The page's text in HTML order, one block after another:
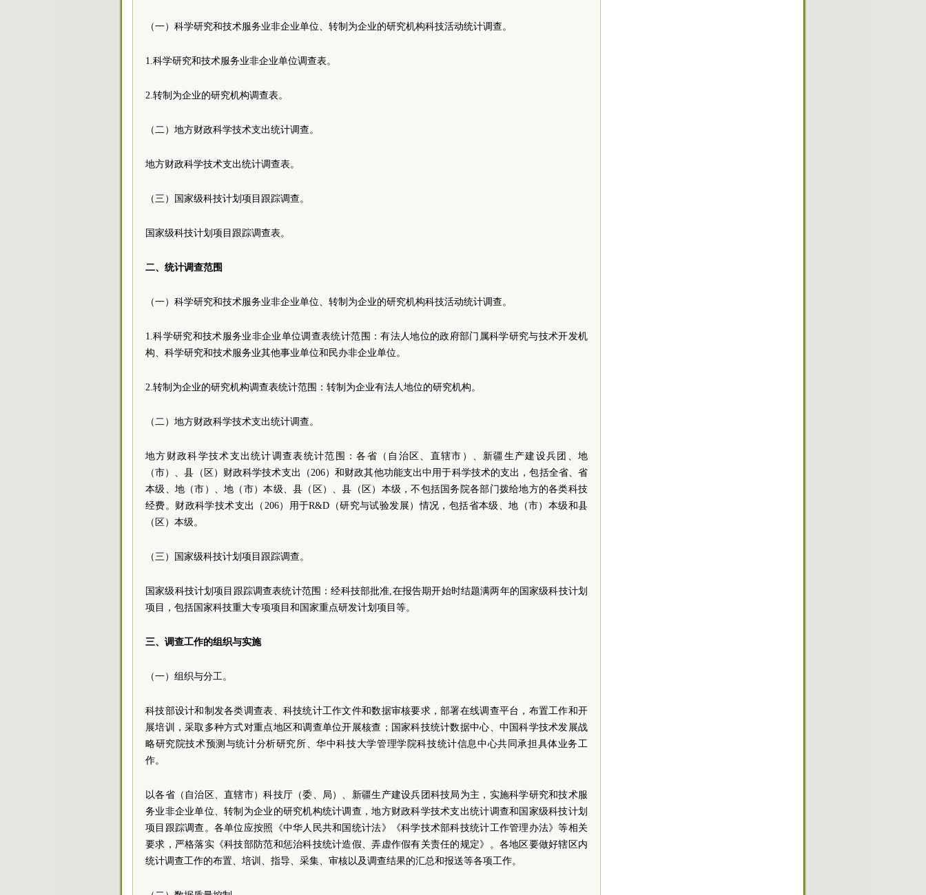
（一）科学研究和技术服务业非企业单位、转制为企业的研究机构科技活动统计调查。
1.科学研究和技术服务业非企业单位调查表。
2.转制为企业的研究机构调查表。
（二）地方财政科学技术支出统计调查。
地方财政科学技术支出统计调查表。
（三）国家级科技计划项目跟踪调查。
国家级科技计划项目跟踪调查表。
二、统计调查范围
（一）科学研究和技术服务业非企业单位、转制为企业的研究机构科技活动统计调查。
1.科学研究和技术服务业非企业单位调查表统计范围：有法人地位的政府部门属科学研究与技术开发机
构、科学研究和技术服务业其他事业单位和民办非企业单位。
2.转制为企业的研究机构调查表统计范围：转制为企业有法人地位的研究机构。
（二）地方财政科学技术支出统计调查。
地方财政科学技术支出统计调查表统计范围：各省（自治区、直辖市）、新疆生产建设兵团、地
（市）、县（区）财政科学技术支出（206）和财政其他功能支出中用于科学技术的支出，包括全省、省
本级、地（市）、地（市）本级、县（区）、县（区）本级，不包括国务院各部门拨给地方的各类科技
经费。财政科学技术支出（206）用于R&D（研究与试验发展）情况，包括省本级、地（市）本级和县
（区）本级。
（三）国家级科技计划项目跟踪调查。
国家级科技计划项目跟踪调查表统计范围：经科技部批准,在报告期开始时结题满两年的国家级科技计划
项目，包括国家科技重大专项项目和国家重点研发计划项目等。
三、调查工作的组织与实施
（一）组织与分工。
科技部设计和制发各类调查表、科技统计工作文件和数据审核要求，部署在线调查平台，布置工作和开
展培训，采取多种方式对重点地区和调查单位开展核查；国家科技统计数据中心、中国科学技术发展战
略研究院技术预测与统计分析研究所、华中科技大学管理学院科技统计信息中心共同承担具体业务工
作。
以各省（自治区、直辖市）科技厅（委、局）、新疆生产建设兵团科技局为主，实施科学研究和技术服
务业非企业单位、转制为企业的研究机构统计调查，地方财政科学技术支出统计调查和国家级科技计划
项目跟踪调查。各单位应按照《中华人民共和国统计法》《科学技术部科技统计工作管理办法》等相关
要求，严格落实《科技部防范和惩治科技统计造假、弄虚作假有关责任的规定》。各地区要做好辖区内
统计调查工作的布置、培训、指导、采集、审核以及调查结果的汇总和报送等各项工作。